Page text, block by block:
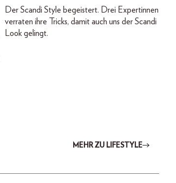
Der Scandi Style begeistert. Drei Expertinnen
verraten ihre Tricks, damit auch uns der Scandi
Look gelingt.
MEHR ZU LIFESTYLE